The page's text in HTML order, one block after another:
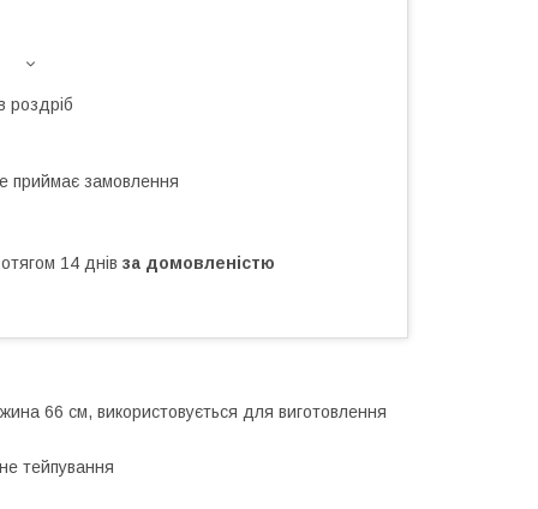
роздріб
приймає замовлення
14 днів за домовленістю
66 см, використовується для виготовлення
тейпування